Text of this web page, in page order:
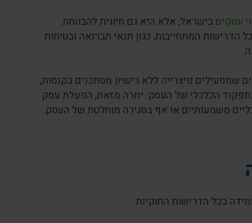
עסקים בישראל, אלא היא גם חיונית להבטחת
הדרישות המתחייבות, כגון תנאי תברואה ובטיחות
שמפעילים פיצרייה ללא רישיון מסתכנים בקנסות,
ובתפקוד הכלכלי של העסק. יתרה מזאת, הפעלת עסק
משמעותיים או אף בסגירה מוחלטת של העסק.
בכל הדרישות החוקיות: